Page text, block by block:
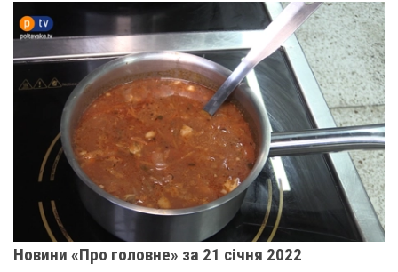
Новини «Про головне» за 21 січня 2022